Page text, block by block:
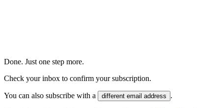
Done. Just one step more.
Check your inbox to confirm your subscription.
You can also subscribe with a different email address .